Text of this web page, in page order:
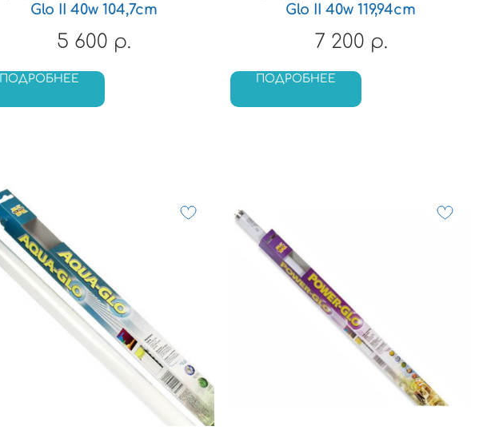
Glo II 40w 104,7cm
5 600 р.
ПОДРОБНЕЕ
Glo II 40w 119,94cm
7 200 р.
ПОДРОБНЕЕ